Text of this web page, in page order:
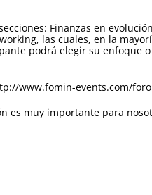
Finanzas en
las cuales, en la
podrá elegir su enfoque
www.fomin-events.com/
es muy importante para